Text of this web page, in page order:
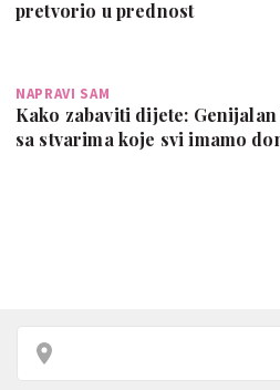
pretvorio u prednost
NAPRAVI SAM
Kako zabaviti dijete:
sa stvarima koje svi imamo